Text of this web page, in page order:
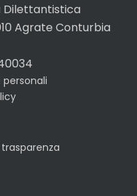
Dilettantistica
Agrate Conturbia
trasparenza